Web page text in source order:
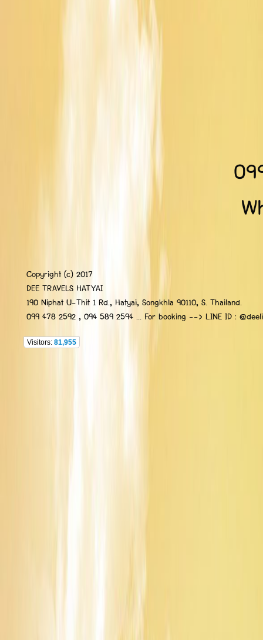
Copyright (c) 2017
DEE TRAVELS HATYAI
190 Niphat U-Thit 1 Rd., Hatyai, Songkhla 90110, S. Thailand.
099 478 2592 , 094 589 2594 ... For booking --> LINE ID :
Visitors: 81,955